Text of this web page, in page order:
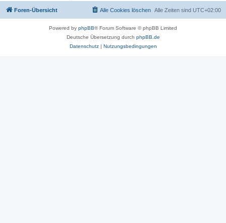
Foren-Übersicht Alle Zeiten sind UTC+02:00
Alle Cookies löschen
Powered by phpBB® Forum Software © phpBB Limited
Deutsche Übersetzung durch phpBB.de
Datenschutz| Nutzungsbedingungen